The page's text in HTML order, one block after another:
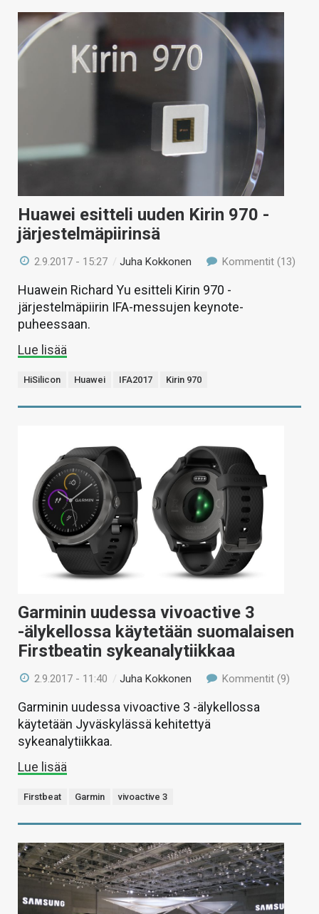
Huawei esitteli uuden Kirin 970 -
järjestelmäpiirinsä
2.9.2017 - 15:27 /Juha Kokkonen Kommentit (13)
Huawein Richard Yu esitteli Kirin 970 -
järjestelmäpiirin IFA-messujen keynote-
puheessaan.
Lue lisää
HiSilicon Huawei IFA2017 Kirin 970
Garminin uudessa vivoactive 3
-älykellossa käytetään suomalaisen
Firstbeatin sykeanalytiikkaa
2.9.2017 - 11:40 /Juha Kokkonen Kommentit (9)
Garminin uudessa vivoactive 3 -älykellossa
käytetään Jyväskylässä kehitettyä
sykeanalytiikkaa.
Lue lisää
Firstbeat Garmin vivoactive 3